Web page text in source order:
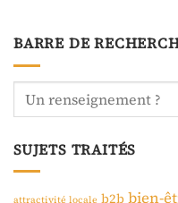
BARRE DE
SUJETS TRAITÉS
attractivité locale b2b bien-